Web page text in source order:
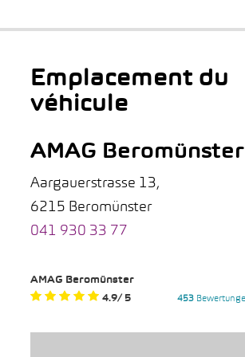
Emplacement du
véhicule
AMAG Beromünster
Aargauerstrasse 13,
6215 Beromünster
041 930 33 77